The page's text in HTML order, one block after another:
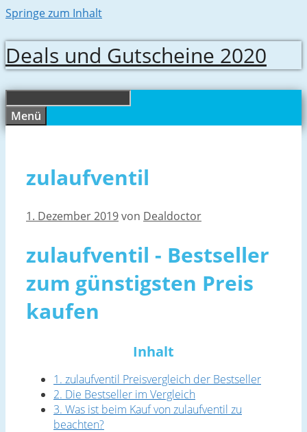
Springe zum Inhalt
Deals und Gutscheine 2020
Menü
zulaufventil
1. Dezember 2019von Dealdoctor
zulaufventil - Bestseller
zum günstigsten Preis
kaufen
Inhalt
1. zulaufventil Preisvergleich der Bestseller
2. Die Bestseller im Vergleich
3. Was ist beim Kauf von zulaufventil zu
beachten?